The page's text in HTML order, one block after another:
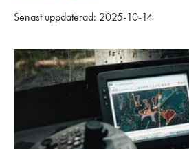
Senast uppdaterad: 2025-10-14